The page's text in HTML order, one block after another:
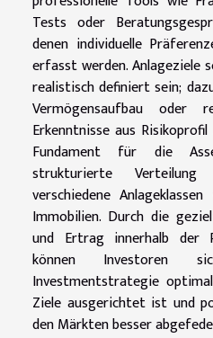
Tests oder
denen individuelle
erfasst werden. Anlageziele
realistisch definiert sein;
Vermögensaufbau oder
Erkenntnisse aus
Fundament für die
strukturierte
verschiedene
Immobilien. Durch die
und Ertrag innerhalb der
können Investoren
Investmentstrategie
Ziele ausgerichtet ist und
den Märkten besser